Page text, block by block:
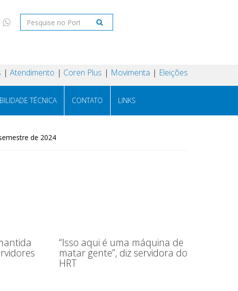
Atendimento Coren Plus Movimenta Eleições
TÉCNICA CONTATO LINKS
de 2024
“Isso aqui é uma máquina de
matar gente”, diz servidora do
HRT